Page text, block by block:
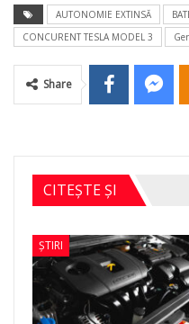
AUTONOMIE EXTINSĂ
CONCURENT TESLA MODEL 3
Share
CITEȘTE ȘI
ȘTIRI